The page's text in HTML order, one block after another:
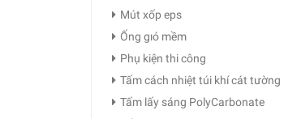
Mút xốp eps
Ống gıó mềm
Phụ kiện thi công
Tấm cách nhiệt túi khí cát tường
Tấm lấy sáng PolyCarbonate